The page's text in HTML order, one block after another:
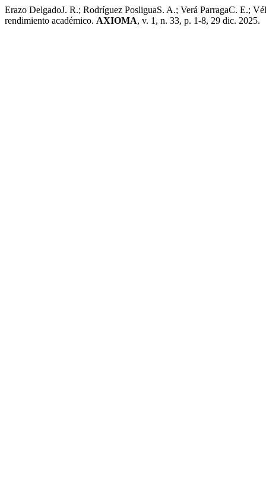
Erazo DelgadoJ. R.; Rodríguez PosliguaS. A.; Verá ParragaC. E.;
rendimiento académico. AXIOMA, v. 1, n. 33, p. 1-8, 29 dic. 2025.